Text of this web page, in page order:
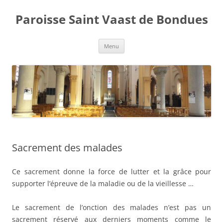
contenu
Paroisse Saint Vaast de Bondues
Menu
Sacrement des malades
Ce sacrement donne la force de lutter et la grâce pour
supporter l’épreuve de la maladie ou de la vieillesse …
Le sacrement de l’onction des malades n’est pas un
sacrement réservé aux derniers moments comme le